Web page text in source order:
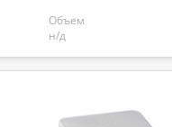
Объем
н/д